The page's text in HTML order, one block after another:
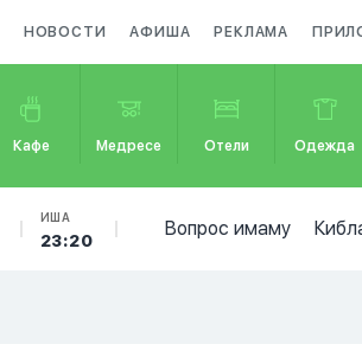
НОВОСТИ АФИША РЕКЛАМА
Кафе Медресе Отели Одежда
ИША
23:20
Вопрос имаму